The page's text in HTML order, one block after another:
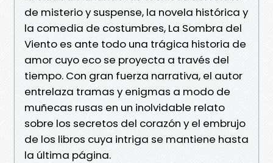
de misterio y suspense, la novela histórica y
la comedia de costumbres, La Sombra del
Viento es ante todo una trágica historia de
amor cuyo eco se proyecta a través del
tiempo. Con gran fuerza narrativa, el autor
entrelaza tramas y enigmas a modo de
muñecas rusas en un inolvidable relato
sobre los secretos del corazón y el embrujo
de los libros cuya intriga se mantiene hasta
la última página.